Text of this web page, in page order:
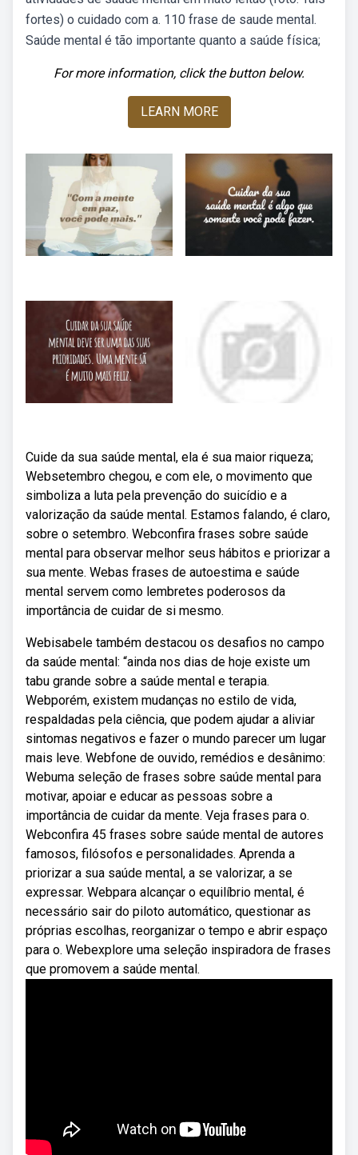
fortes) o cuidado com a. 110 frase de saude mental.
Saúde mental é tão importante quanto a saúde física;
For more information, click the button below.
LEARN MORE
Cuide da sua saúde mental, ela é sua maior riqueza;
Websetembro chegou, e com ele, o movimento que
simboliza a luta pela prevenção do suicídio e a
valorização da saúde mental. Estamos falando, é claro,
sobre o setembro. Webconfira frases sobre saúde
mental para observar melhor seus hábitos e priorizar a
sua mente. Webas frases de autoestima e saúde
mental servem como lembretes poderosos da
importância de cuidar de si mesmo.
Webisabele também destacou os desafios no campo
da saúde mental: “ainda nos dias de hoje existe um
tabu grande sobre a saúde mental e terapia.
Webporém, existem mudanças no estilo de vida,
respaldadas pela ciência, que podem ajudar a aliviar
sintomas negativos e fazer o mundo parecer um lugar
mais leve. Webfone de ouvido, remédios e desânimo:
Webuma seleção de frases sobre saúde mental para
motivar, apoiar e educar as pessoas sobre a
importância de cuidar da mente. Veja frases para o.
Webconfira 45 frases sobre saúde mental de autores
famosos, filósofos e personalidades. Aprenda a
priorizar a sua saúde mental, a se valorizar, a se
expressar. Webpara alcançar o equilíbrio mental, é
necessário sair do piloto automático, questionar as
próprias escolhas, reorganizar o tempo e abrir espaço
para o. Webexplore uma seleção inspiradora de frases
que promovem a saúde mental.